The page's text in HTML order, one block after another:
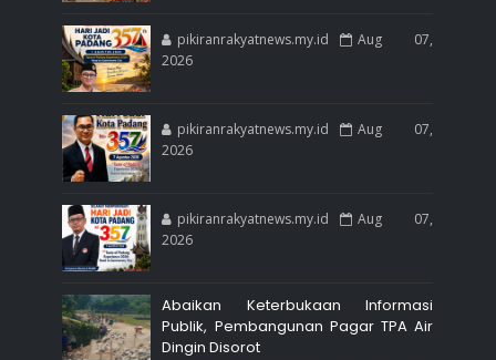
pikiranrakyatnews.my.id
Aug 07,
2026
pikiranrakyatnews.my.id
Aug 07,
2026
pikiranrakyatnews.my.id
Aug 07,
2026
Abaikan Keterbukaan Informasi
Publik, Pembangunan Pagar TPA Air
Dingin Disorot